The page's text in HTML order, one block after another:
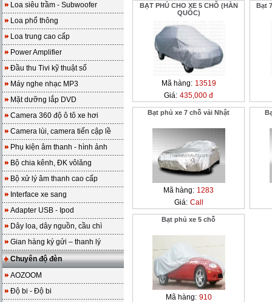
Loa siêu trầm - Subwoofer
Loa phổ thông
Loa trung cao cấp
Power Amplifier
Đầu thu Tivi kỹ thuật số
Máy nghe nhạc MP3
Mặt dưỡng lắp DVD
Camera 360 độ ô tô xe hơi
Camera lùi, camera tiến cập lề
Phụ kiện âm thanh - hình ảnh
Bộ chia kênh, ĐK vôlăng
Bộ xử lý âm thanh cao cấp
Interface xe sang
Adapter USB - Ipod
Dây loa, dây nguồn, cầu chì
Gian hàng ký gửi – thanh lý
Chuyên độ đèn
AOZOOM
Độ bi - Độ bi
BẠT PHỦ CHO XE 5 CHỖ (HÀN
QUỐC)
Mã hàng: 13519
Giá: 435,000 đ
Bạt
Bạt phủ xe 7 chỗ vải Nhật
Mã hàng: 1283
Giá: Call
Bạt phủ xe 5 chỗ
Mã hàng: 910